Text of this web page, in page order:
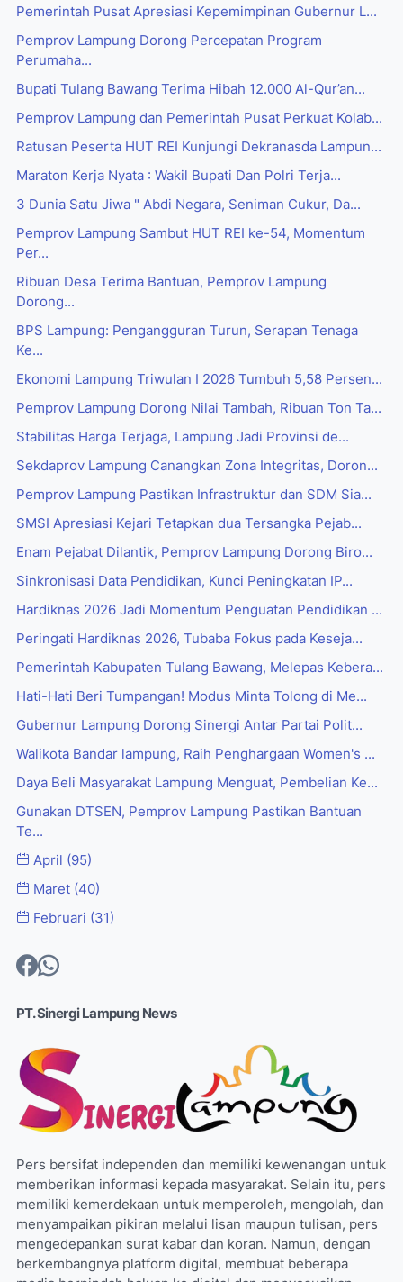
Pemerintah Pusat Apresiasi Kepemimpinan Gubernur L...
Pemprov Lampung Dorong Percepatan Program
Perumaha...
Bupati Tulang Bawang Terima Hibah 12.000 Al-Qur’an...
Pemprov Lampung dan Pemerintah Pusat Perkuat Kolab...
Ratusan Peserta HUT REI Kunjungi Dekranasda Lampun...
Maraton Kerja Nyata : Wakil Bupati Dan Polri Terja...
3 Dunia Satu Jiwa " Abdi Negara, Seniman Cukur, Da...
Pemprov Lampung Sambut HUT REI ke-54, Momentum
Per...
Ribuan Desa Terima Bantuan, Pemprov Lampung
Dorong...
BPS Lampung: Pengangguran Turun, Serapan Tenaga
Ke...
Ekonomi Lampung Triwulan I 2026 Tumbuh 5,58 Persen...
Pemprov Lampung Dorong Nilai Tambah, Ribuan Ton Ta...
Stabilitas Harga Terjaga, Lampung Jadi Provinsi de...
Sekdaprov Lampung Canangkan Zona Integritas, Doron...
Pemprov Lampung Pastikan Infrastruktur dan SDM Sia...
SMSI Apresiasi Kejari Tetapkan dua Tersangka Pejab...
Enam Pejabat Dilantik, Pemprov Lampung Dorong Biro...
Sinkronisasi Data Pendidikan, Kunci Peningkatan IP...
Hardiknas 2026 Jadi Momentum Penguatan Pendidikan ...
Peringati Hardiknas 2026, Tubaba Fokus pada Keseja...
Pemerintah Kabupaten Tulang Bawang, Melepas Kebera...
Hati-Hati Beri Tumpangan! Modus Minta Tolong di Me...
Gubernur Lampung Dorong Sinergi Antar Partai Polit...
Walikota Bandar lampung, Raih Penghargaan Women's ...
Daya Beli Masyarakat Lampung Menguat, Pembelian Ke...
Gunakan DTSEN, Pemprov Lampung Pastikan Bantuan
Te...
April (95)
Maret (40)
Februari (31)
PT. Sinergi Lampung News
Pers bersifat independen dan memiliki kewenangan untuk
memberikan informasi kepada masyarakat. Selain itu, pers
memiliki kemerdekaan untuk memperoleh, mengolah, dan
menyampaikan pikiran melalui lisan maupun tulisan, pers
mengedepankan surat kabar dan koran. Namun, dengan
berkembangnya platform digital, membuat beberapa